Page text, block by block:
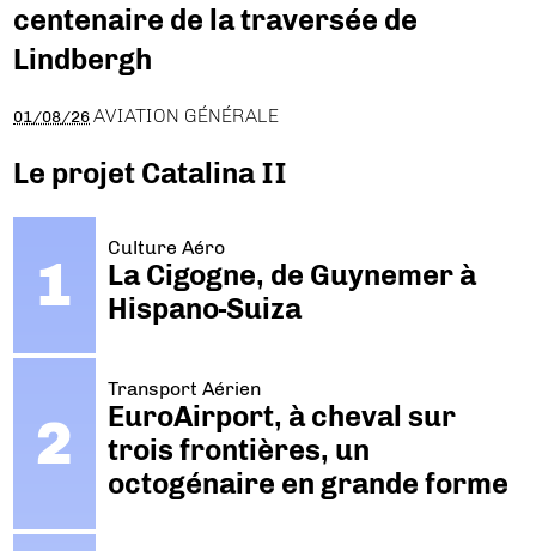
centenaire de la traversée de
Lindbergh
01/08/26 AVIATION GÉNÉRALE
Le projet Catalina II
Culture Aéro
La Cigogne, de Guynemer à
Hispano-Suiza
Transport Aérien
EuroAirport, à cheval sur
trois frontières, un
octogénaire en grande forme